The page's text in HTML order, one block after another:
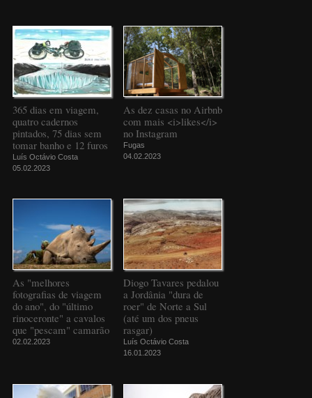
365 dias em viagem,
quatro cadernos
pintados, 75 dias sem
tomar banho e 12 furos
Luís Octávio Costa
05.02.2023
As dez casas no Airbnb
com mais <i>likes</i>
no Instagram
Fugas
04.02.2023
As "melhores
fotografias de viagem
do ano", do "último
rinoceronte" a cavalos
que "pescam" camarão
02.02.2023
Diogo Tavares pedalou
a Jordânia "dura de
roer" de Norte a Sul
(até um dos pneus
rasgar)
Luís Octávio Costa
16.01.2023